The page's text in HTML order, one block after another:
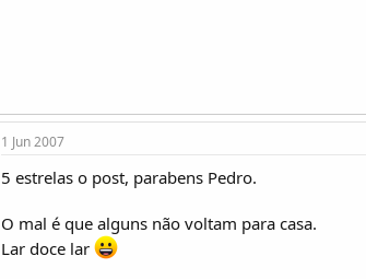
1 Jun 2007
5 estrelas o post, parabens Pedro.
O mal é que alguns não voltam para casa.
Lar doce lar